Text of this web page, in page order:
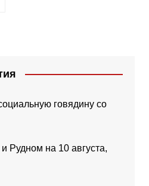
говядину со
Рудном на 10 августа,